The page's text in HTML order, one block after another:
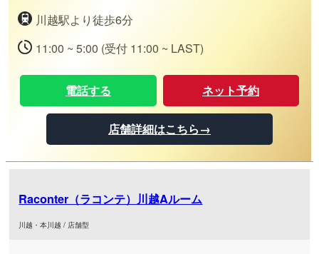
川越駅より徒歩6分
11:00 ~ 5:00 (受付 11:00 ~ LAST)
電話する ネット予約
店舗詳細はこちら→
Raconter（ラコンテ）川越Aルーム
川越・本川越 / 店舗型